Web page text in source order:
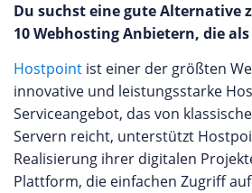
Du suchst eine gute Alternative
10 Webhosting Anbietern, die
Hostpoint ist einer der größten
innovative und leistungsstarke
Serviceangebot, das von
Servern reicht, unterstützt
Realisierung ihrer digitalen
Plattform, die einfachen Zugriff